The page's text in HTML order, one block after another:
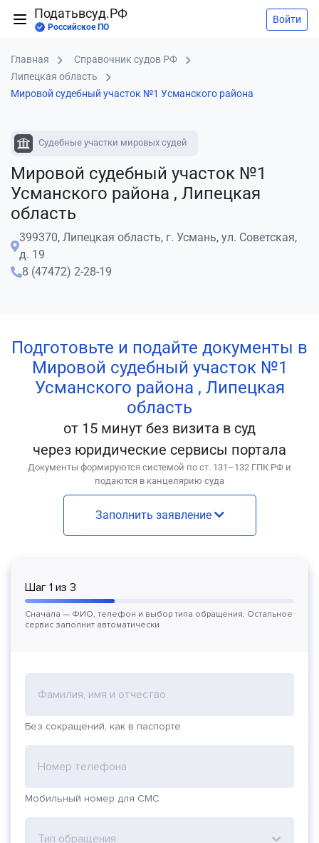
Податьвсуд.РФ
Российское ПО
Войти
Главная
Справочник судов РФ
Липецкая область
Мировой судебный участок №1 Усманского района
Судебные участки мировых судей
Мировой судебный участок №1
Усманского района , Липецкая
область
399370, Липецкая область, г. Усмань, ул. Советская,
д. 19
8 (47472) 2-28-19
Подготовьте и подайте документы в
Мировой судебный участок №1
Усманского района , Липецкая
область
от 15 минут без визита в суд
через юридические сервисы портала
Документы формируются системой по ст. 131–132 ГПК РФ и
подаются в канцелярию суда
Заполнить заявление
Шаг 1 из 3
Сначала — ФИО, телефон и выбор типа обращения. Остальное
сервис заполнит автоматически
Фамилия, имя и отчество
Без сокращений, как в паспорте
Номер телефона
Мобильный номер для СМС
Тип обращения